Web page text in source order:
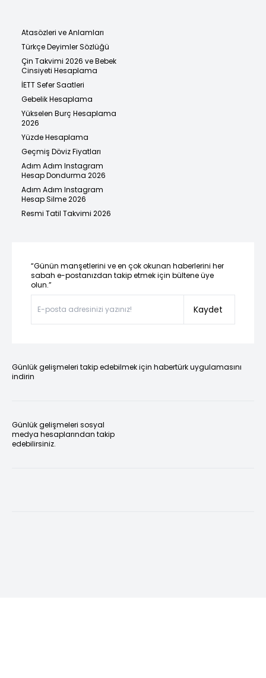
Atasözleri ve Anlamları
Türkçe Deyimler Sözlüğü
Çin Takvimi 2026 ve Bebek
Cinsiyeti Hesaplama
İETT Sefer Saatleri
Gebelik Hesaplama
Yükselen Burç Hesaplama
2026
Yüzde Hesaplama
Geçmiş Döviz Fiyatları
Adım Adım Instagram
Hesap Dondurma 2026
Adım Adım Instagram
Hesap Silme 2026
Resmi Tatil Takvimi 2026
“Günün manşetlerini ve en çok okunan haberlerini her
sabah e-postanızdan takip etmek için bültene üye
olun.”
Kaydet
Günlük gelişmeleri takip edebilmek için habertürk uygulamasını
indirin
Günlük gelişmeleri sosyal
medya hesaplarından takip
edebilirsiniz.